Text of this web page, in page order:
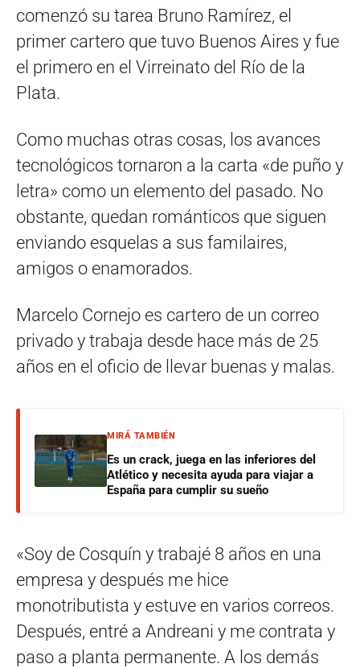
comenzó su tarea Bruno Ramírez, el
primer cartero que tuvo Buenos Aires y fue
el primero en el Virreinato del Río de la
Plata.
Como muchas otras cosas, los avances
tecnológicos tornaron a la carta «de puño y
letra» como un elemento del pasado. No
obstante, quedan románticos que siguen
enviando esquelas a sus familaires,
amigos o enamorados.
Marcelo Cornejo es cartero de un correo
privado y trabaja desde hace más de 25
años en el oficio de llevar buenas y malas.
MIRÁ TAMBIÉN
Es un crack, juega en las inferiores del
Atlético y necesita ayuda para viajar a
España para cumplir su sueño
«Soy de Cosquín y trabajé 8 años en una
empresa y después me hice
monotributista y estuve en varios correos.
Después, entré a Andreani y me contrata y
paso a planta permanente. A los demás